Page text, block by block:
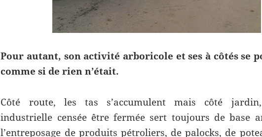
Pour autant, son activité arboricole et ses à côtés se
comme si de rien n’était.
Côté route, les tas s’accumulent mais côté
industrielle censée être fermée sert toujours de base
l’entreposage de produits pétroliers, de palocks, de